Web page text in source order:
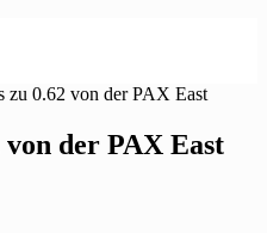
zu 0.62 von der PAX East
von der PAX East